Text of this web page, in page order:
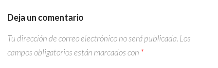
Deja un comentario
Tu dirección de correo electrónico no será publicada. Los
campos obligatorios están marcados con *